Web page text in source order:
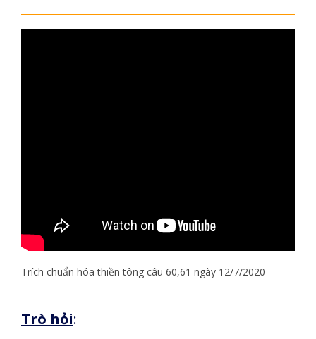
Trích chuẩn hóa thiền tông câu 60,61 ngày 12/7/2020
Trò hỏi: